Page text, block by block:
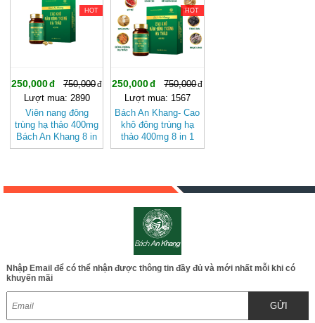
HOT
250,000
750,000
Lượt mua: 2890
Viên nang đông
trùng hạ thảo 400mg
Bách An Khang 8 in
1 đậm đặc gấp 10
đình bạn
HOT
250,000
750,000
Lượt mua: 1567
Bách An Khang- Cao
khô đông trùng hạ
thảo 400mg 8 in 1
đậm đặc gấp 10 giúp
bạn
Nhập Email để có thể nhận được thông tin đầy đủ và mới nhất mỗi khi có
khuyến mãi
GỬI